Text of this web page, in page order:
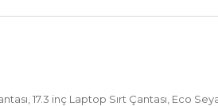
17.3 inç Laptop Sırt Çantası, Eco